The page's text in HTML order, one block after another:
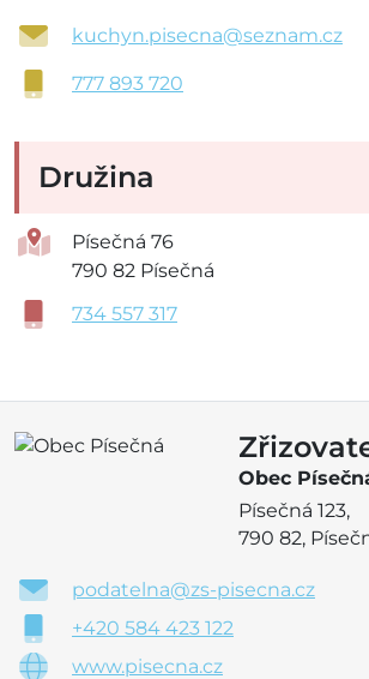
kuchyn.pisecna@seznam.cz
777 893 720
Družina
Písečná 76
790 82 Písečná
734 557 317
Obec
Písečná 123,
790 82,
podatelna@zs-pisecna.cz
+420 584 423 122
www.pisecna.cz